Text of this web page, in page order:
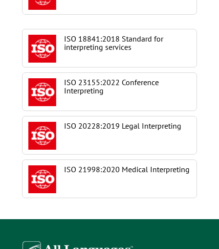
ISO 18841:2018 Standard for
interpreting services
ISO 23155:2022 Conference
Interpreting
ISO 20228:2019 Legal Interpreting
ISO 21998:2020 Medical Interpreting